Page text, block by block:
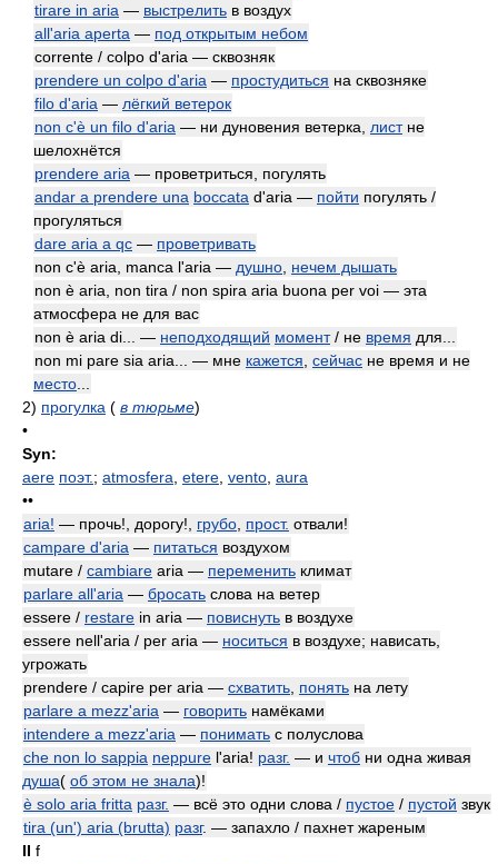
tirare in aria — выстрелить в воздух
all'aria aperta — под открытым небом
corrente / colpo d'aria — сквозняк
prendere un colpo d'aria — простудиться на сквозняке
filo d'aria — лёгкий ветерок
non c'è un filo d'aria — ни дуновения ветерка, листне
шелохнётся
prendere aria — проветриться, погулять
andar a prendere una boccata d'aria — пойти погулять /
прогуляться
dare aria a qc — проветривать
non c'è aria, manca l'aria — душно нечем дышать
non è aria, non tira / non spira aria buona per voi — эта
атмосфера не для вас
non è aria di... — неподходящий момент/ не время для...
non mi pare sia aria... — мне кажется сейчас не время и не
место
2) прогулка ( в тюрьме)
•
Syn:
aere поэт.; atmosfera etere vento aura
••
aria! — прочь!, дорогу!, грубо прост. отвали!
campare d'aria — питаться воздухом
mutare / cambiare aria — переменить климат
parlare all'aria — бросать слова на ветер
essere / restare in aria — повиснуть в воздухе
essere nell'aria / per aria — носиться в воздухе; нависать,
угрожать
prendere / capire per aria — схватить понять на лету
parlare a mezz'aria — говорить намёками
intendere a mezz'aria — понимать с полуслова
che non lo sappia neppure l'aria! разг. — и чтоб ни одна живая
душа( об этом не знала)!
è solo aria fritta разг. — всё это одни слова / пустое / пустой звук
tira (un') aria (brutta) разг. — запахло / пахнет жареным
II f